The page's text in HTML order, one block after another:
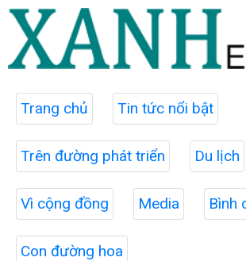
Trang chủ Tin tức nổi bật
Trên đường phát triển Du lịch
Vì cộng đồng Media Bình
Con đường hoa